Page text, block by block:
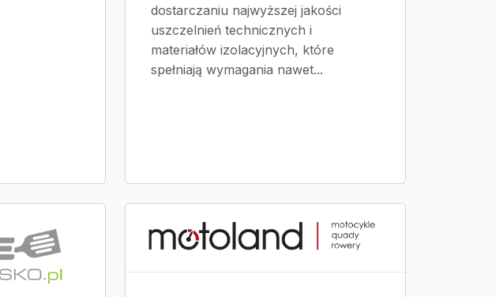
dostarczaniu najwyższej jakości
uszczelnień technicznych i
materiałów izolacyjnych, które
spełniają wymagania nawet...